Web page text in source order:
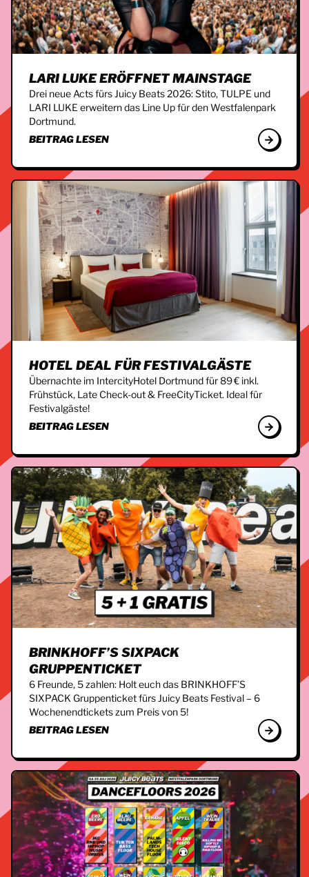
LARI LUKE ERÖFFNET MAINSTAGE
Drei neue Acts fürs Juicy Beats 2026: Stito, TULPE und
LARI LUKE erweitern das Line Up für den Westfalenpark
Dortmund.
BEITRAG LESEN
HOTEL DEAL FÜR FESTIVALGÄSTE
Übernachte im IntercityHotel Dortmund für 89 € inkl.
Frühstück, Late Check-out & FreeCityTicket. Ideal für
Festivalgäste!
BEITRAG LESEN
BRINKHOFF’S SIXPACK
GRUPPENTICKET
6 Freunde, 5 zahlen: Holt euch das BRINKHOFF’S
SIXPACK Gruppenticket fürs Juicy Beats Festival – 6
Wochenendtickets zum Preis von 5!
BEITRAG LESEN